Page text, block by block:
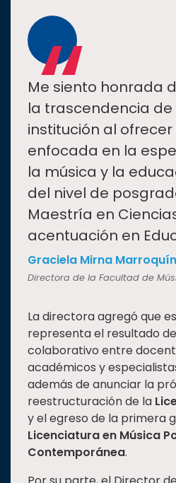
“
Me siento honrada
la trascendencia de
institución al
enfocada en la
la música y la
del nivel de
Maestría en
acentuación en
Graciela Mirna
Directora de la Facultad de
La directora agregó que
representa el resultado
colaborativo entre
académicos y
además de anunciar la
reestructuración de la
y el egreso de la primera
Licenciatura en Música
Contemporánea.